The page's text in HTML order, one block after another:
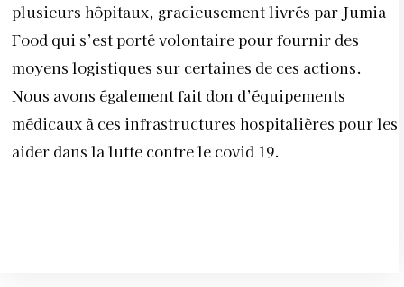
plusieurs hôpitaux, gracieusement livrés par Jumia
Food qui s’est porté volontaire pour fournir des
moyens logistiques sur certaines de ces actions.
Nous avons également fait don d’équipements
médicaux à ces infrastructures hospitalières pour les
aider dans la lutte contre le covid 19.